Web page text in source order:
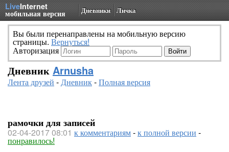
LiveInternet
мобильная версия Дневники Личка
Вы были перенаправлены на мобильную версию
страницы. Вернуться!
Авторизация
Дневник Arnusha
Лента друзей -Дневник-Полная версия
рамочки для записей
02-04-2017 08:01 к комментариям-к полной версии -
понравилось!